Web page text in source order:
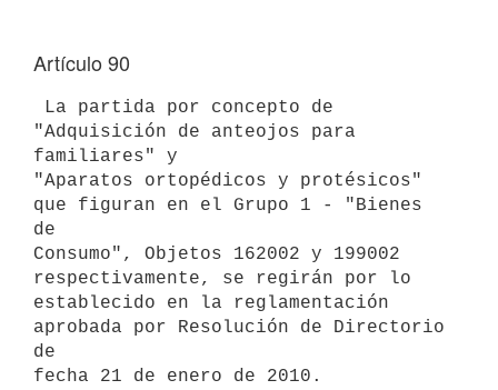
Artículo 90
"Adquisición de anteojos para
familiares" y
"Aparatos ortopédicos y protésicos"
que figuran en el Grupo 1 - "Bienes
de
Consumo", Objetos 162002 y 199002
respectivamente, se regirán por lo
establecido en la reglamentación
aprobada por Resolución de Directorio
de